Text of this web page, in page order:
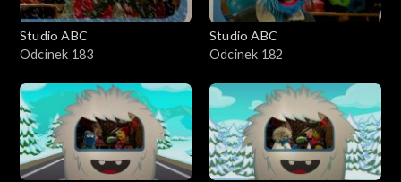
Studio ABC
Odcinek 183
Studio ABC
Odcinek 182